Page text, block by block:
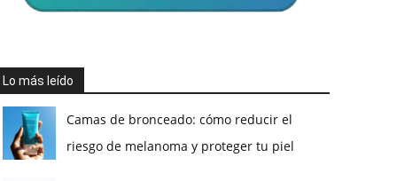
Lo más leído
Camas de bronceado: cómo reducir el
riesgo de melanoma y proteger tu piel